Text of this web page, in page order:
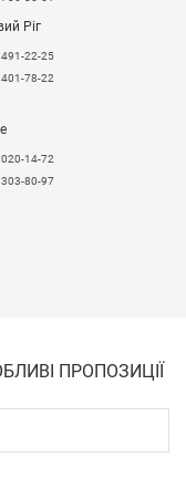
.
використання в
!!!
Ріг
491-22-25
78-22
14-72
303-80-97
ПРОПОЗИЦІЇ